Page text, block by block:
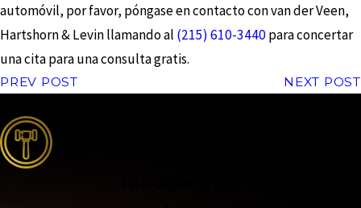
automóvil, por favor, póngase en contacto con van der Veen,
Hartshorn & Levin llamando al (215) 610-3440para concertar
una cita para una consulta gratis.
PREV POST
NEXT POST